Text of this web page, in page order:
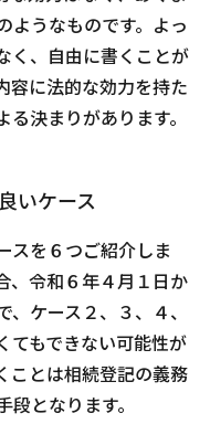
ようなものです。よっ
く、自由に書くことが
容に法的な効力を持た
決まりがあります。
いケース
スを６つご紹介しま
、令和６年４月１日か
ケース２、３、４、
てもできない可能性が
ことは相続登記の義務
となります。